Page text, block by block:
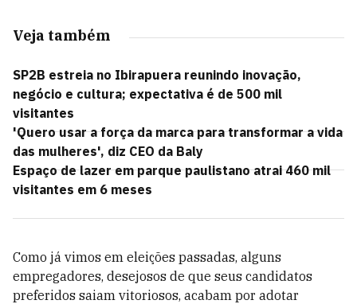
Veja também
SP2B estreia no Ibirapuera reunindo inovação,
negócio e cultura; expectativa é de 500 mil
visitantes
'Quero usar a força da marca para transformar a vida
das mulheres', diz CEO da Baly
Espaço de lazer em parque paulistano atrai 460 mil
visitantes em 6 meses
Como já vimos em eleições passadas, alguns
empregadores, desejosos de que seus candidatos
preferidos saiam vitoriosos, acabam por adotar